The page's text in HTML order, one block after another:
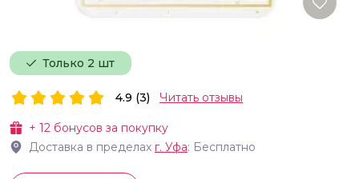
Только 2 шт
+ 12 бонусов за покупку
Доставка в пределах г. Уфа: Бесплатно
4.9 (3) Читать отзывы